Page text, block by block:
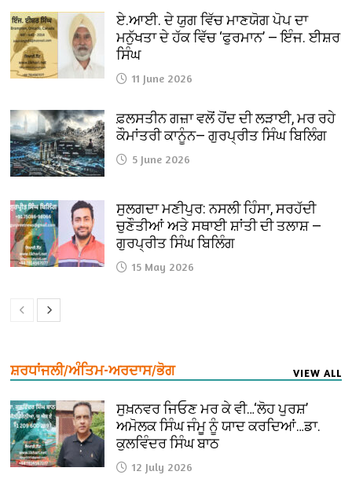
ਏ.ਆਈ. ਦੇ ਯੁਗ ਵਿੱਚ ਮਾਣਯੋਗ ਪੋਪ ਦਾ
ਮਨੁੱਖਤਾ ਦੇ ਹੱਕ ਵਿੱਚ ‘ਫੁਰਮਾਨ’ — ਇੰਜ. ਈਸ਼ਰ
ਸਿੰਘ
11 June 2026
ਫ਼ਲਸਤੀਨ ਗਜ਼ਾ ਵਲੋਂ ਹੋਂਦ ਦੀ ਲੜਾਈ, ਮਰ ਰਹੇ
ਕੌਮਾਂਤਰੀ ਕਾਨੂੰਨ— ਗੁਰਪ੍ਰੀਤ ਸਿੰਘ ਬਿਲਿੰਗ
5 June 2026
ਸੁਲਗਦਾ ਮਣੀਪੁਰ: ਨਸਲੀ ਹਿੰਸਾ, ਸਰਹੱਦੀ
ਚੁਣੌਤੀਆਂ ਅਤੇ ਸਥਾਈ ਸ਼ਾਂਤੀ ਦੀ ਤਲਾਸ਼ —
ਗੁਰਪ੍ਰੀਤ ਸਿੰਘ ਬਿਲਿੰਗ
15 May 2026
ਸ਼ਰਧਾਂਜਲੀ/ਅੰਤਿਮ-ਅਰਦਾਸ/ਭੋਗ VIEW ALL
ਸੁਖ਼ਨਵਰ ਜਿਓਣ ਮਰ ਕੇ ਵੀ…‘ਲੋਹ ਪੁਰਸ਼’
ਅਮੋਲਕ ਸਿੰਘ ਜੰਮੂ ਨੂੰ ਯਾਦ ਕਰਦਿਆਂ…ਡਾ.
ਕੁਲਵਿੰਦਰ ਸਿੰਘ ਬਾਠ
12 July 2026